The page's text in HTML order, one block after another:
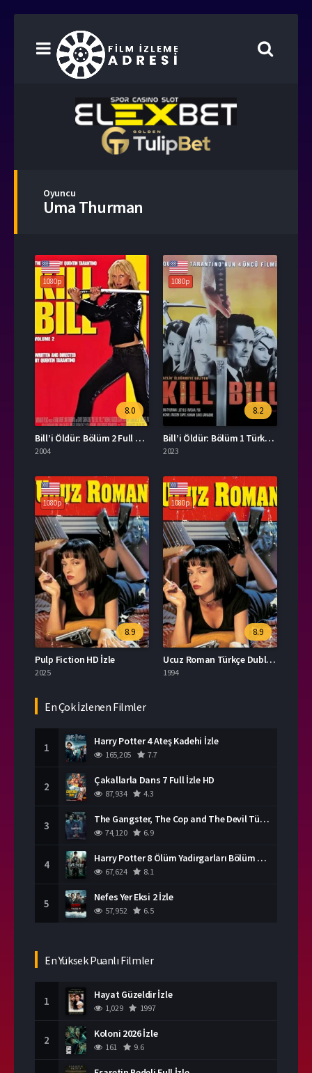
Oyuncu
Uma Thurman
1080p
8.0
Bill’i Öldür: Bölüm 2 Full HD İzle
2004
1080p
8.2
Bill’i Öldür: Bölüm 1 Türkçe Dublaj İzle
2023
1080p
8.9
Pulp Fiction HD İzle
2025
1080p
8.9
Ucuz Roman Türkçe Dublaj Full İzle
1994
En Çok İzlenen Filmler
1 Harry Potter 4 Ateş Kadehi İzle
165,205 7.7
2 Çakallarla Dans 7 Full İzle HD
87,934 4.3
3 The Gangster, The Cop and The Devil Türkçe Dublaj İzle
74,120 6.9
4 Harry Potter 8 Ölüm Yadirgarları Bölüm 2 İzle
67,624 8.1
5 Nefes Yer Eksi 2 İzle
57,952 6.5
En Yüksek Puanlı Filmler
1 Hayat Güzeldir İzle
1,029 1997
2 Koloni 2026 İzle
161 9.6